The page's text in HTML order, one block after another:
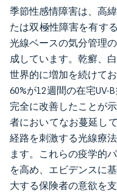
季節性感情障害は、高
たは双極性障害を有す
光線ベースの気分管理
成しています。乾癬、
世界的に増加を続けて
60%が12週間の在宅
完全に改善したことが
者においてなお蔓延し
経路を刺激する光線療
ます。これらの疫学的
を高め、エビデンスに
大する保険者の意欲を